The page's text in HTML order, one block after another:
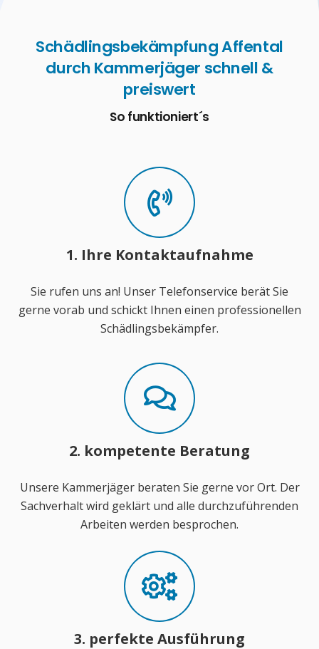
Schädlingsbekämpfung Affental
durch Kammerjäger schnell &
preiswert
So funktioniert´s
1. Ihre Kontaktaufnahme
Sie rufen uns an! Unser Telefonservice berät Sie
gerne vorab und schickt Ihnen einen professionellen
Schädlingsbekämpfer.
2. kompetente Beratung
Unsere Kammerjäger beraten Sie gerne vor Ort. Der
Sachverhalt wird geklärt und alle durchzuführenden
Arbeiten werden besprochen.
3. perfekte Ausführung